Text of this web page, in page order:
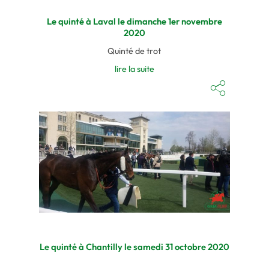
Le quinté à Laval le dimanche 1er novembre
2020
Quinté de trot
lire la suite
Le quinté à Chantilly le samedi 31 octobre 2020